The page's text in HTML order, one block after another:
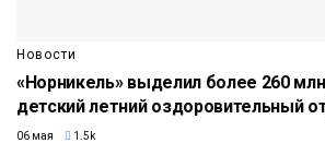
Новости
«Норникель» выделил более 260
детский летний оздоровительный
06 мая 1.5k